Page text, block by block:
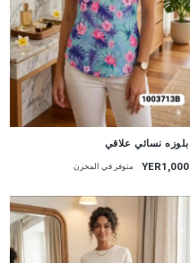
بلوزه نسائي علاقي
YER1,000 متوفر في المخزن